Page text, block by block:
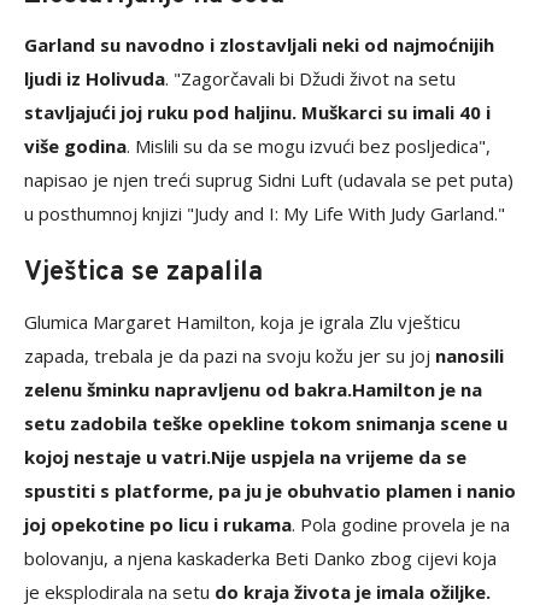
Garland su navodno i zlostavljali neki od najmoćnijih
ljudi iz Holivuda. "Zagorčavali bi Džudi život na setu
stavljajući joj ruku pod haljinu. Muškarci su imali 40 i
više godina. Mislili su da se mogu izvući bez posljedica",
napisao je njen treći suprug Sidni Luft (udavala se pet puta)
u posthumnoj knjizi "Judy and I: My Life With Judy Garland."
Vještica se zapalila
Glumica Margaret Hamilton, koja je igrala Zlu vješticu
zapada, trebala je da pazi na svoju kožu jer su joj nanosili
zelenu šminku napravljenu od bakra.Hamilton je na
setu zadobila teške opekline tokom snimanja scene u
kojoj nestaje u vatri.Nije uspjela na vrijeme da se
spustiti s platforme, pa ju je obuhvatio plamen i nanio
joj opekotine po licu i rukama. Pola godine provela je na
bolovanju, a njena kaskaderka Beti Danko zbog cijevi koja
je eksplodirala na setu do kraja života je imala ožiljke.